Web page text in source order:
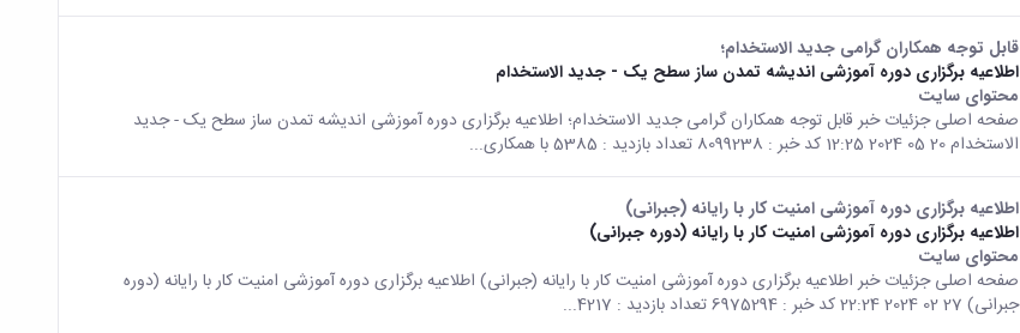
قابل توجه همکاران گرامی جدید الاستخدام؛
اطلاعیه برگزاری دوره آموزشی اندیشه تمدن ساز سطح یک - جدید الاستخدام
محتوای سایت
صفحه اصلی جزئیات خبر قابل توجه همکاران گرامی جدید الاستخدام؛ اطلاعیه برگزاری دوره آموزشی اندیشه تمدن ساز سطح یک - جدید
الاستخدام 20 05 2024 12:25 کد خبر : 8099238 تعداد بازدید : 5385 با همکاری...
اطلاعیه برگزاری دوره آموزشی امنیت کار با رایانه (جبرانی)
اطلاعیه برگزاری دوره آموزشی امنیت کار با رایانه (دوره جبرانی)
محتوای سایت
صفحه اصلی جزئیات خبر اطلاعیه برگزاری دوره آموزشی امنیت کار با رایانه (جبرانی) اطلاعیه برگزاری دوره آموزشی امنیت کار با رایانه (دوره
جبرانی) 27 02 2024 22:24 کد خبر : 6975294 تعداد بازدید : 4217...